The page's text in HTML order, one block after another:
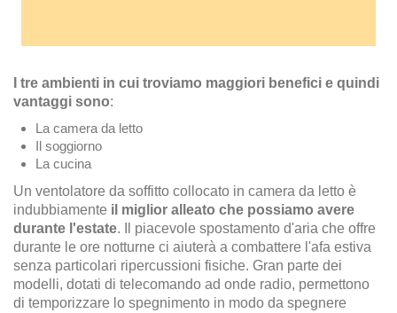
I tre ambienti in cui troviamo maggiori benefici e quindi
vantaggi sono:
La camera da letto
Il soggiorno
La cucina
Un ventolatore da soffitto collocato in camera da letto è
indubbiamente il miglior alleato che possiamo avere
durante l'estate. Il piacevole spostamento d'aria che offre
durante le ore notturne ci aiuterà a combattere l'afa estiva
senza particolari ripercussioni fisiche. Gran parte dei
modelli, dotati di telecomando ad onde radio, permettono
di temporizzare lo spegnimento in modo da spegnere